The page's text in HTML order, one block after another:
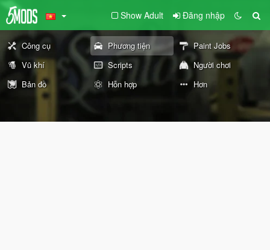
Show Adult Đăng nhập
Công cụ Phương tiện
Paint Jobs
Vũ khí
Scripts
Người chơi
Bản đồ
Hỗn hợp Hơn